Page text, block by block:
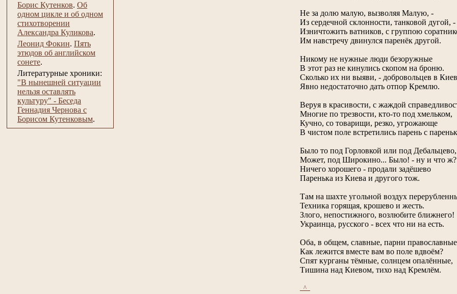
Борис Кутенков. Об
одном цикле и об одном
стихотворении
Александра Куликова.
Леонид Фокин. Пять
этюдов об английском
сонете.
Литературные хроники:
"В нынешней ситуации
нельзя оставлять
культуру" - Беседа
Геннадия Чернова с
Борисом Кутенковым.
Не за долю малую, вызволяя Малую, -
Из сердечной склонности, танковой дугой, -
Изничтожить ватников, с группою
Им навстречу двинулся паренёк другой.
Никому не нужные люди безоружные
В этот раз не кинулись скопом на броню.
Сколько их ни выяви, - добровольцев в
Явно недостаточно дать отпор Кремлю.
Веруя в красивости, с жаждой
Многие по трезвости, кто-то под хмельком,
Кучно, со товарищи, резко, угрожающе
В чистом поле встретились парень с
Было то под Горловкой или под Дебальцево,
Может, под Широкино... Было! - ну и что
Ничего хорошего - продали задёшево
Паренька из Киева и другого тож.
Там на шахте угольной воздух
Техника горящая, крошево и жесть.
Злого, непостижного, возлюбите ближнего!
Украинца, русского - всех что ни на есть.
Оба, в общем, славные, парни
Как лежится вместе вам во поле вдвоём?
Спят курганы тёмные, солнцем опалённые,
Тишина над Киевом, тихо над Кремлём.
_^_